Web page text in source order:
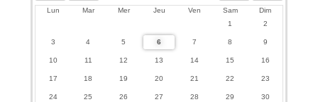
Lun Mar Mer Jeu Ven Sam
Dim
1
2
3 4 5 6 7 8 9
10 11 12 13 14 15 16
17 18 19 20 21 22 23
24 25 26 27 28 29 30